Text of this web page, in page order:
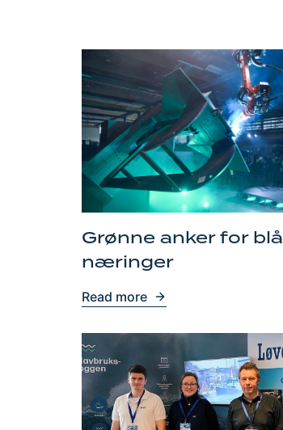
Grønne anker for blå
næringer
Read more